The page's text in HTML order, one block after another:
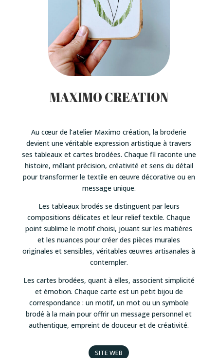
MAXIMO CREATION
Au cœur de l’atelier Maximo création, la broderie
devient une véritable expression artistique à travers
ses tableaux et cartes brodées. Chaque fil raconte une
histoire, mêlant précision, créativité et sens du détail
pour transformer le textile en œuvre décorative ou en
message unique.
Les tableaux brodés se distinguent par leurs
compositions délicates et leur relief textile. Chaque
point sublime le motif choisi, jouant sur les matières
et les nuances pour créer des pièces murales
originales et sensibles, véritables œuvres artisanales à
contempler.
Les cartes brodées, quant à elles, associent simplicité
et émotion. Chaque carte est un petit bijou de
correspondance : un motif, un mot ou un symbole
brodé à la main pour offrir un message personnel et
authentique, empreint de douceur et de créativité.
SITE WEB